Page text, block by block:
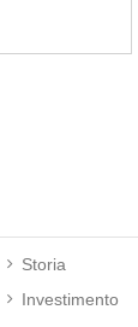
Storia
Investimento